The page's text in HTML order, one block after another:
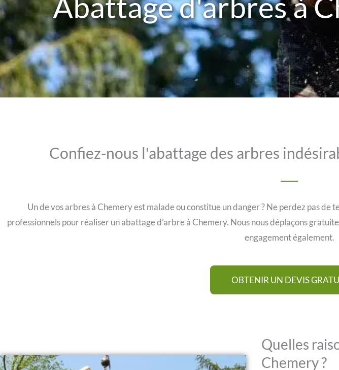
Confiez-nous l'abattage des arbres
Un de vos arbres à Chemery est malade ou constitue un danger ? Ne perdez pas de
professionnels pour réaliser un abattage d’arbre à Chemery. Nous nous déplaçons
engagement également.
OBTENIR UN DEVIS
Quelles
Chemery ?